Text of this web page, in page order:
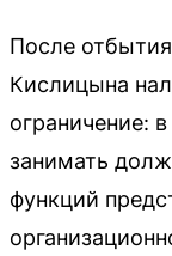
После
Кислицына
ограничение:
занимать
функций